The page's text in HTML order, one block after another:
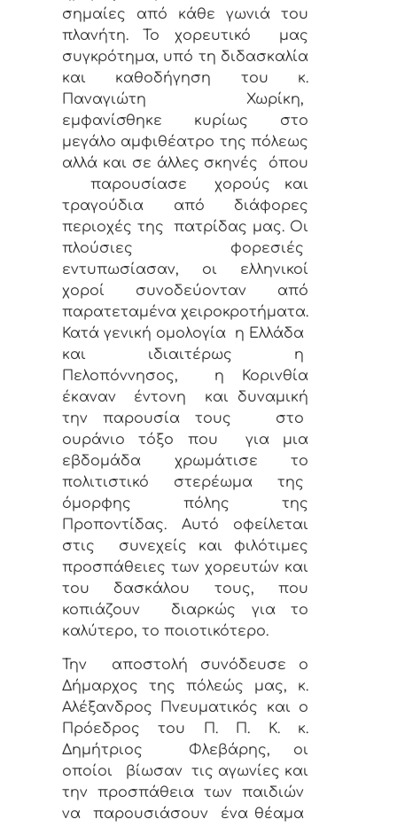
σημαίες από κάθε γωνιά του
πλανήτη. Το χορευτικό
μας
συγκρότημα, υπό τη διδασκαλία
και καθοδήγηση του κ.
Παναγιώτη Χωρίκη,
εμφανίσθηκε κυρίως στο
μεγάλο αμφιθέατρο της πόλεως
αλλά και σε άλλες σκηνές
όπου
παρουσίασε
χορούς και
τραγούδια από διάφορες
περιοχές της
πατρίδας μας. Οι
πλούσιες φορεσιές
εντυπωσίασαν,
οι
ελληνικοί
χοροί συνοδεύονταν από
παρατεταμένα χειροκροτήματα.
Κατά γενική ομολογία
η Ελλάδα
και ιδιαιτέρως η
Πελοπόννησος,
η Κορινθία
έκαναν
έντονη
και δυναμική
την παρουσία τους
στο
ουράνιο τόξο που
για μια
εβδομάδα
χρωμάτισε
το
πολιτιστικό στερέωμα της
όμορφης πόλης της
Προποντίδας. Αυτό οφείλεται
στις
συνεχείς και φιλότιμες
προσπάθειες των χορευτών και
του δασκάλου τους, που
κοπιάζουν
διαρκώς για το
καλύτερο, το ποιοτικότερο.
Την
αποστολή συνόδευσε ο
Δήμαρχος της πόλεώς μας, κ.
Αλέξανδρος Πνευματικός και ο
Πρόεδρος του Π. Π. Κ. κ.
Δημήτριος
Φλεβάρης, οι
οποίοι
βίωσαν τις αγωνίες και
την προσπάθεια των παιδιών
να
παρουσιάσουν
ένα θέαμα